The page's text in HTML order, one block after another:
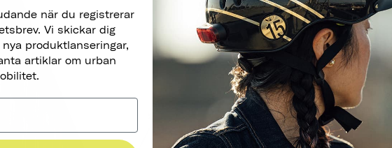
när du registrerar
Vi skickar dig
produktlanseringar,
artiklar om urban